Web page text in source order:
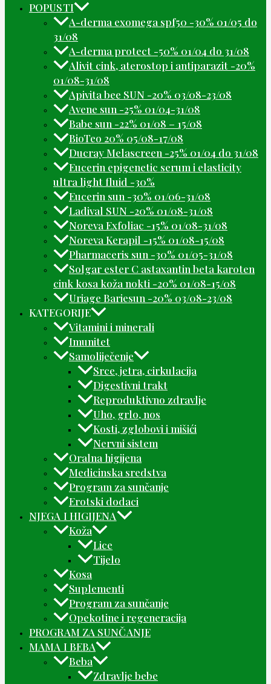
POPUSTI
A-derma exomega spf50 -30% 01/05 do
31/08
A-derma protect -50% 01/04 do 31/08
Alivit cink, aterostop i antiparazit -20%
01/08-31/08
Apivita bee SUN -20% 03/08-23/08
Avene sun -25% 01/04-31/08
Babe sun -22% 01/08 – 15/08
BioTeo 20% 05/08-17/08
Ducray Melascreen -25% 01/04 do 31/08
Eucerin epigenetic serum i elasticity
ultra light fluid -30%
Eucerin sun -30% 01/06-31/08
Ladival SUN -20% 01/08-31/08
Noreva Exfoliac -15% 01/08-31/08
Noreva Kerapil -15% 01/08-15/08
Pharmaceris sun -30% 01/05-31/08
Solgar ester C astaxantin beta karoten
cink kosa koža nokti -20% 01/08-15/08
Uriage Bariesun -20% 03/08-23/08
KATEGORIJE
Vitamini i minerali
Imunitet
Samoliječenje
Srce, jetra, cirkulacija
Digestivni trakt
Reproduktivno zdravlje
Uho, grlo, nos
Kosti, zglobovi i mišići
Nervni sistem
Oralna higijena
Medicinska sredstva
Program za sunčanje
Erotski dodaci
NJEGA I HIGIJENA
Koža
Lice
Tijelo
Kosa
Suplementi
Program za sunčanje
Opekotine i regeneracija
PROGRAM ZA SUNČANJE
MAMA I BEBA
Beba
Zdravlje bebe